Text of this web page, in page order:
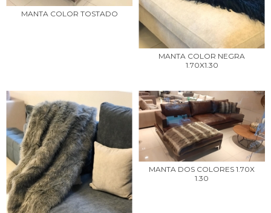
MANTA COLOR TOSTADO
MANTA COLOR NEGRA
1.70X1.30
MANTA DOS COLORES 1.70X
1.30